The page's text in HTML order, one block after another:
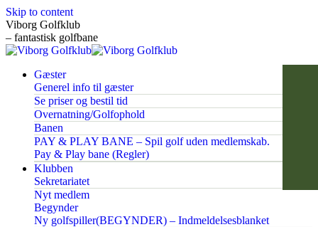
Skip to content
Viborg Golfklub
– fantastisk golfbane
Gæster
Generel info til gæster
Se priser og bestil tid
Overnatning/Golfophold
Banen
PAY & PLAY BANE – Spil golf uden medlemskab.
Pay & Play bane (Regler)
Klubben
Sekretariatet
Nyt medlem
Begynder
Ny golfspiller(BEGYNDER) – Indmeldelsesblanket